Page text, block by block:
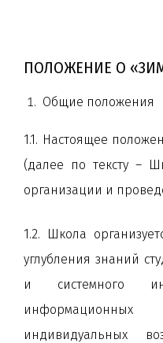
ПОЛОЖЕНИЕ О
Общие положения
1.1. Настоящее
(далее по тексту –
организации и
1.2. Школа
углубления знаний
и системного
информационных
индивидуальных